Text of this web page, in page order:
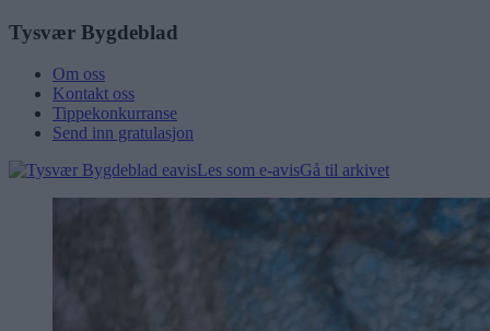
Tysvær Bygdeblad
Om oss
Kontakt oss
Tippekonkurranse
Send inn gratulasjon
Les som e-avisGå til arkivet